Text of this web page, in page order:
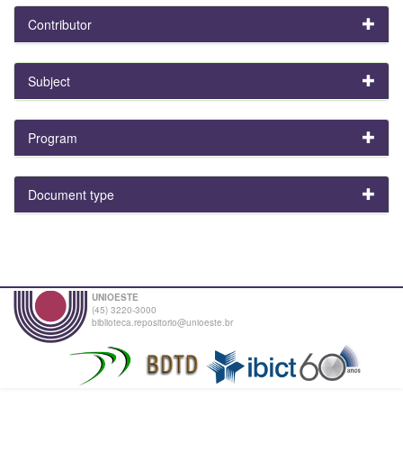
Contributor
Subject
Program
Document type
UNIOESTE
(45) 3220-3000
biblioteca.repositorio@unioeste.br